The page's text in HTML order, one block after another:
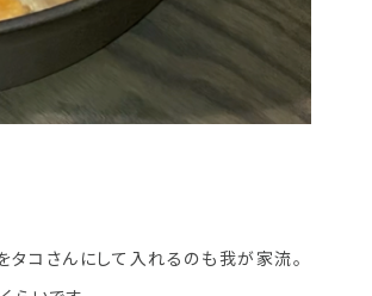
コさんにして入れるのも我が家流。